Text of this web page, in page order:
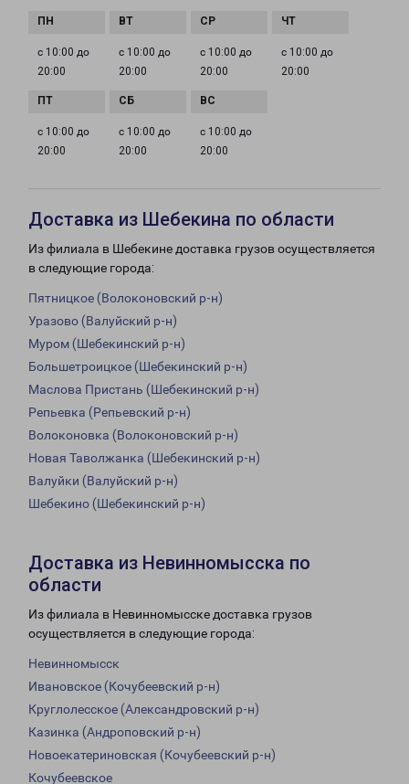
с 10:00 до
20:00
с 10:00 до
20:00
с 10:00 до
20:00
с 10:00 до
20:00
с 10:00 до
20:00
с 10:00 до
20:00
с 10:00 до
20:00
Доставка из Шебекина по области
Из филиала в Шебекине доставка грузов осуществляется
в следующие города:
Пятницкое (Волоконовский р-н)
Уразово (Валуйский р-н)
Муром (Шебекинский р-н)
Большетроицкое (Шебекинский р-н)
Маслова Пристань (Шебекинский р-н)
Репьевка (Репьевский р-н)
Волоконовка (Волоконовский р-н)
Новая Таволжанка (Шебекинский р-н)
Валуйки (Валуйский р-н)
Шебекино (Шебекинский р-н)
Доставка из Невинномысска по
области
Из филиала в Невинномысске доставка грузов
осуществляется в следующие города:
Невинномысск
Ивановское (Кочубеевский р-н)
Круглолесское (Александровский р-н)
Казинка (Андроповский р-н)
Новоекатериновская (Кочубеевский р-н)
Кочубеевское